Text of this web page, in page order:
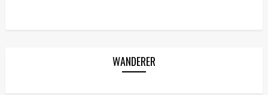
WANDERER